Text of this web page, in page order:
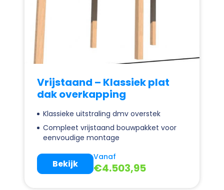
Vrijstaand – Klassiek plat
dak overkapping
Klassieke uitstraling dmv overstek
Compleet vrijstaand bouwpakket voor
eenvoudige montage
Vanaf
€4.503,95
Bekijk